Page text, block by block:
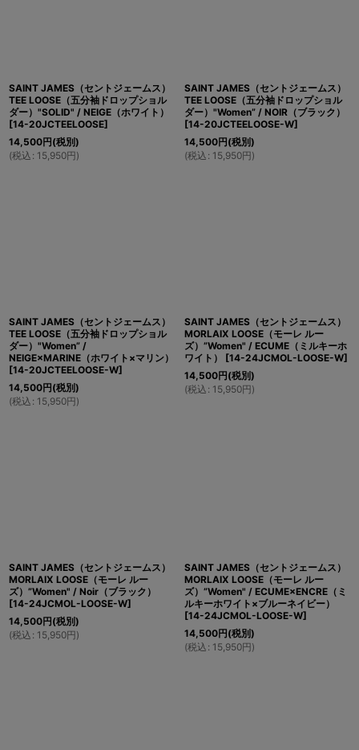
SAINT JAMES（セントジェームス）
TEE LOOSE（五分袖ドロップショル
ダー）"SOLID" / NEIGE（ホワイト）
[14-20JCTEELOOSE]
14,500円(税別)
(税込 : 15,950円)
SAINT JAMES（セントジェームス）
TEE LOOSE（五分袖ドロップショル
ダー）"Women” / NOIR（ブラック）
[14-20JCTEELOOSE-W]
14,500円(税別)
(税込 : 15,950円)
SAINT JAMES（セントジェームス）
TEE LOOSE（五分袖ドロップショル
ダー）"Women” /
NEIGE×MARINE（ホワイト×マリン）
[14-20JCTEELOOSE-W]
14,500円(税別)
(税込 : 15,950円)
SAINT JAMES（セントジェームス）
MORLAIX LOOSE（モーレ ルー
ズ）”Women" / ECUME（ミルキーホ
ワイト）
[14-24JCMOL-LOOSE-W]
14,500円(税別)
(税込 : 15,950円)
SAINT JAMES（セントジェームス）
MORLAIX LOOSE（モーレ ルー
ズ）”Women" / Noir（ブラック）
[14-24JCMOL-LOOSE-W]
14,500円(税別)
(税込 : 15,950円)
SAINT JAMES（セントジェームス）
MORLAIX LOOSE（モーレ ルー
ズ）”Women" / ECUME×ENCRE（ミ
ルキーホワイト×ブルーネイビー）
[14-24JCMOL-LOOSE-W]
14,500円(税別)
(税込 : 15,950円)